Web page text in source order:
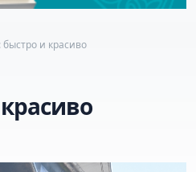
быстро и красиво